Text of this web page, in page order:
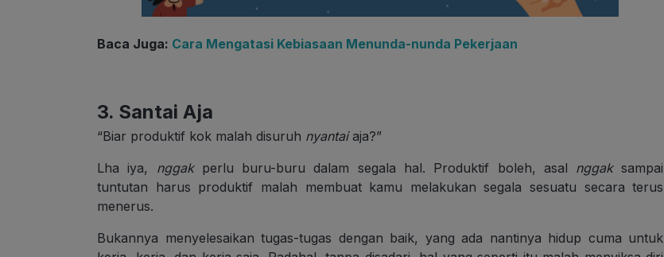
Baca Juga: Cara Mengatasi Kebiasaan Menunda-nunda Pekerjaan
3. Santai Aja
“Biar produktif kok malah disuruh nyantaiaja?”
Lha iya, nggakperlu buru-buru dalam segala hal. Produktif boleh, asal nggaksampai
tuntutan harus produktif malah membuat kamu melakukan segala sesuatu secara terus
menerus.
Bukannya menyelesaikan tugas-tugas dengan baik, yang ada nantinya hidup cuma untuk